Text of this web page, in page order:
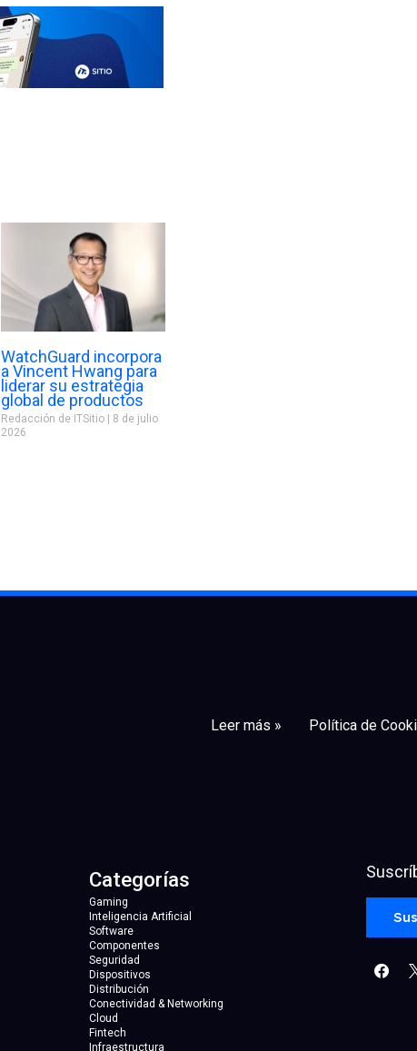
WatchGuard incorpora
a Vincent Hwang para
liderar su estrategia
global de productos
Redacción de ITSitio
8 de julio
2026
Leer más » Política de
Categorías
Gaming
Inteligencia Artificial
Software
Componentes
Seguridad
Dispositivos
Distribución
Conectividad & Networking
Cloud
Fintech
Infraestructura
x